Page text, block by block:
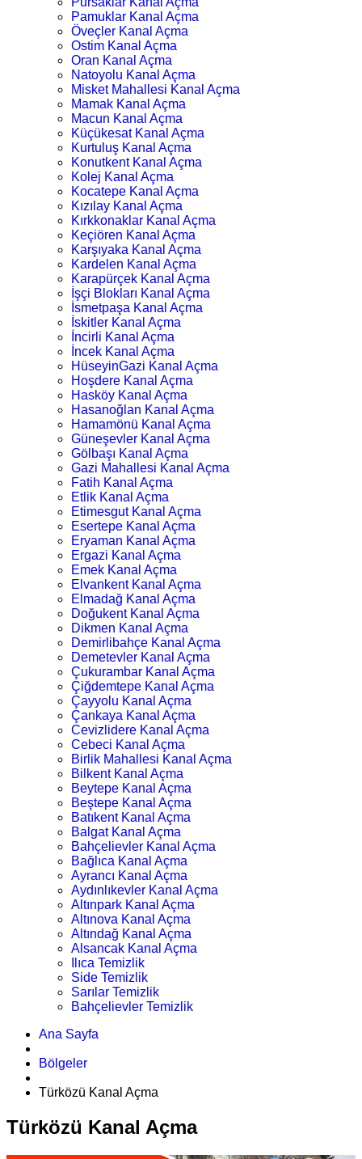
Pamuklar Kanal Açma
Öveçler Kanal Açma
Ostim Kanal Açma
Oran Kanal Açma
Natoyolu Kanal Açma
Misket Mahallesi Kanal Açma
Mamak Kanal Açma
Macun Kanal Açma
Küçükesat Kanal Açma
Kurtuluş Kanal Açma
Konutkent Kanal Açma
Kolej Kanal Açma
Kocatepe Kanal Açma
Kızılay Kanal Açma
Kırkkonaklar Kanal Açma
Keçiören Kanal Açma
Karşıyaka Kanal Açma
Kardelen Kanal Açma
Karapürçek Kanal Açma
İşçi Blokları Kanal Açma
İsmetpaşa Kanal Açma
İskitler Kanal Açma
İncirli Kanal Açma
İncek Kanal Açma
HüseyinGazi Kanal Açma
Hoşdere Kanal Açma
Hasköy Kanal Açma
Hasanoğlan Kanal Açma
Hamamönü Kanal Açma
Güneşevler Kanal Açma
Gölbaşı Kanal Açma
Gazi Mahallesi Kanal Açma
Fatih Kanal Açma
Etlik Kanal Açma
Etimesgut Kanal Açma
Esertepe Kanal Açma
Eryaman Kanal Açma
Ergazi Kanal Açma
Emek Kanal Açma
Elvankent Kanal Açma
Elmadağ Kanal Açma
Doğukent Kanal Açma
Dikmen Kanal Açma
Demirlibahçe Kanal Açma
Demetevler Kanal Açma
Çukurambar Kanal Açma
Çiğdemtepe Kanal Açma
Çayyolu Kanal Açma
Çankaya Kanal Açma
Cevizlidere Kanal Açma
Cebeci Kanal Açma
Birlik Mahallesi Kanal Açma
Bilkent Kanal Açma
Beytepe Kanal Açma
Beştepe Kanal Açma
Batıkent Kanal Açma
Balgat Kanal Açma
Bahçelievler Kanal Açma
Bağlıca Kanal Açma
Ayrancı Kanal Açma
Aydınlıkevler Kanal Açma
Altınpark Kanal Açma
Altınova Kanal Açma
Altındağ Kanal Açma
Alsancak Kanal Açma
Ilıca Temizlik
Side Temizlik
Sarılar Temizlik
Bahçelievler Temizlik
Ana Sayfa
Bölgeler
Türközü Kanal Açma
Türközü Kanal Açma